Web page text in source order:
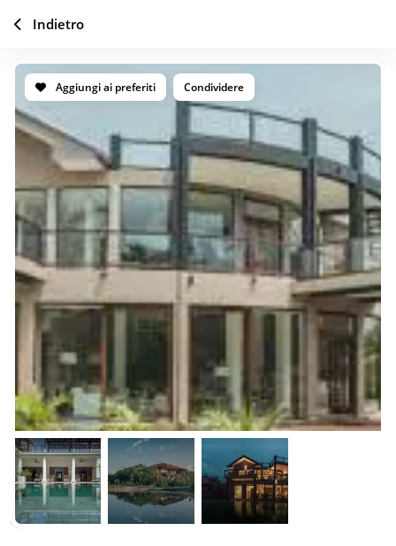
Aggiungi ai preferiti Condividere
Indietro